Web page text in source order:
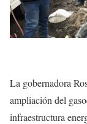
La gobernadora
ampliación del
infraestructura